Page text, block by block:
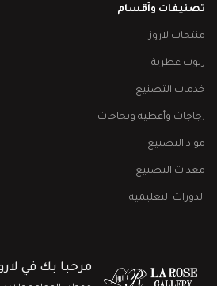
تصنيفات وأقسام
منتجات لاروز
زيوت عطرية
خدمات التصنيع
زجاجات وأغطية وبخاخات
مواد التصنيع
معدات التصنيع
الدورات التعليمية
مرحبا بك في